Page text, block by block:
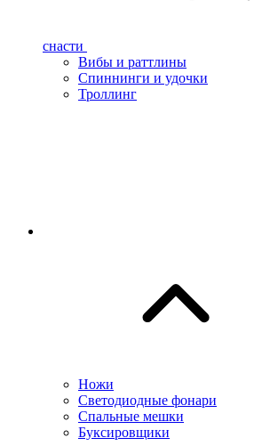
снасти
Вибы и раттлины
Спиннинги и удочки
Троллинг
Ножи
Светодиодные фонари
Спальные мешки
Буксировщики